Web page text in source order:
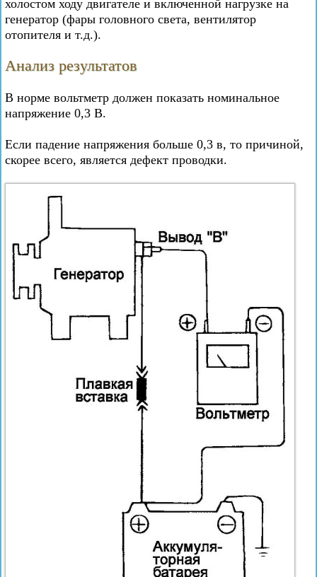
холостом ходу двигателе и включенной нагрузке на
генератор (фары головного света, вентилятор
отопителя и т.д.).
Анализ результатов
В норме вольтметр должен показать номинальное
напряжение 0,3 В.
Если падение напряжения больше 0,3 в, то причиной,
скорее всего, является дефект проводки.